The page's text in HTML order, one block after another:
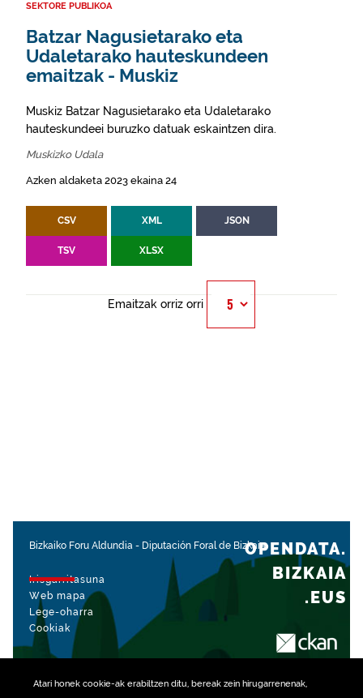
Atari honek cookie-ak erabiltzen ditu, bereak zein hirugarrenenak,
SEKTORE PUBLIKOA
Batzar Nagusietarako eta
Udaletarako hauteskundeen
emaitzak - Muskiz
Muskiz Batzar Nagusietarako eta Udaletarako
hauteskundeei buruzko datuak eskaintzen dira.
Muskizko Udala
Azken aldaketa 2023 ekaina 24
CSV XML JSON
TSV XLSX
Emaitzak orriz orri
Bizkaiko Foru Aldundia - Diputación Foral de Bizkaia
Irisgarritasuna
Web mapa
Lege-oharra
Cookiak
OPENDATA.
BIZKAIA
.EUS